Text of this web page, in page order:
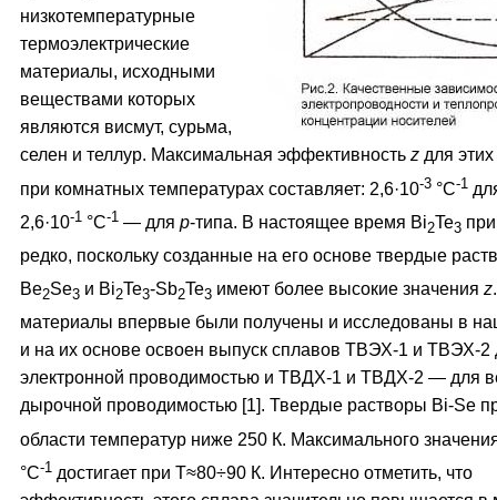
низкотемпературные
термоэлектрические
материалы, исходными
веществами которых
являются висмут, сурьма,
селен и теллур. Максимальная эффективность z для
при комнатных температурах составляет: 2,6·10-3 °С-1
2,6·10-1 °С-1 — для р-типа. В настоящее время Bi2Te3
редко, поскольку созданные на его основе твердые
Be2Se3 и Bi2Te3-Sb2Te3 имеют более высокие значения z
материалы впервые были получены и исследованы в
и на их основе освоен выпуск сплавов ТВЭХ-1 и ТВЭХ-2
электронной проводимостью и ТВДХ-1 и ТВДХ-2 — для
дырочной проводимостью [1]. Твердые растворы Bi-Se
области температур ниже 250 К. Максимального
°С-1 достигает при Т≈80÷90 К. Интересно отметить, что